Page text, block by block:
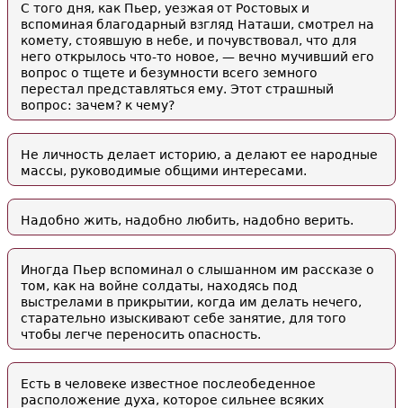
С того дня, как Пьер, уезжая от Ростовых и
вспоминая благодарный взгляд Наташи, смотрел на
комету, стоявшую в небе, и почувствовал, что для
него открылось что-то новое, — вечно мучивший его
вопрос о тщете и безумности всего земного
перестал представляться ему. Этот страшный
вопрос: зачем? к чему?
Не личность делает историю, а делают ее народные
массы, руководимые общими интересами.
Надобно жить, надобно любить, надобно верить.
Иногда Пьер вспоминал о слышанном им рассказе о
том, как на войне солдаты, находясь под
выстрелами в прикрытии, когда им делать нечего,
старательно изыскивают себе занятие, для того
чтобы легче переносить опасность.
Есть в человеке известное послеобеденное
расположение духа, которое сильнее всяких